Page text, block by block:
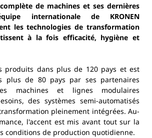
de machines et ses dernières
internationale de KRONEN
les technologies de transformation
à la fois efficacité, hygiène et
produits dans plus de 120 pays et est
plus de 80 pays par ses partenaires
machines et lignes modulaires
des systèmes semi-automatisés
pleinement intégrées. Au-
l'accent est mis avant tout sur la
conditions de production quotidienne.